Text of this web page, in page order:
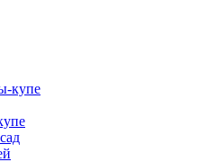
купе